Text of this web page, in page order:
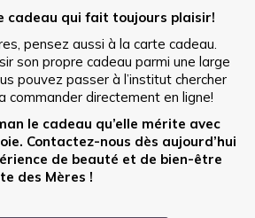
cadeau qui fait toujours plaisir!
pensez aussi à la carte cadeau.
son propre cadeau parmi une large
pouvez passer à l’institut chercher
commander directement en ligne!
le cadeau qu’elle mérite avec
Contactez-nous dès aujourd’hui
de beauté et de bien-être
des Mères !